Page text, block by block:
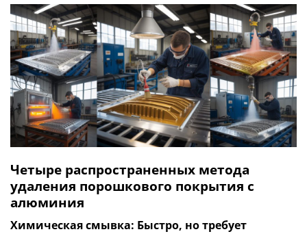
Четыре распространенных метода
удаления порошкового покрытия с
алюминия
Химическая смывка: Быстро, но требует